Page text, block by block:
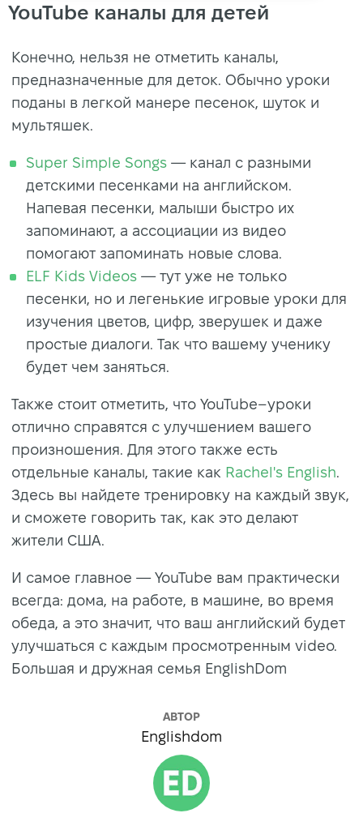
YouTube каналы для детей
Конечно, нельзя не отметить каналы,
предназначенные для деток. Обычно уроки
поданы в легкой манере песенок, шуток и
мультяшек.
Super Simple Songs — канал с разными
детскими песенками на английском.
Напевая песенки, малыши быстро их
запоминают, а ассоциации из видео
помогают запоминать новые слова.
ELF Kids Videos — тут уже не только
песенки, но и легенькие игровые уроки для
изучения цветов, цифр, зверушек и даже
простые диалоги. Так что вашему ученику
будет чем заняться.
Также стоит отметить, что YouTube–уроки
отлично справятся с улучшением вашего
произношения. Для этого также есть
отдельные каналы, такие как Rachel's English.
Здесь вы найдете тренировку на каждый звук,
и сможете говорить так, как это делают
жители США.
И самое главное — YouTube вам практически
всегда: дома, на работе, в машине, во время
обеда, а это значит, что ваш английский будет
улучшаться с каждым просмотренным video.
Большая и дружная семья EnglishDom
АВТОР
Englishdom